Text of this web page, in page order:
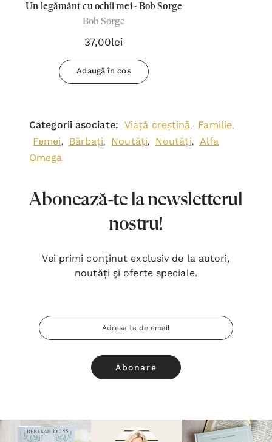
Un legământ cu ochii mei - Bob Sorge
Bob Sorge
37,00lei
Adaugă în coș
Categorii asociate: Viață creștină, Familie,
Femei, Bărbați, Noutăți, Noutăți,
Alfa
Omega
Abonează-te la newsletterul
nostru!
Vei primi conținut exclusiv de la autori,
noutăți şi oferte speciale.
Adresa
Email